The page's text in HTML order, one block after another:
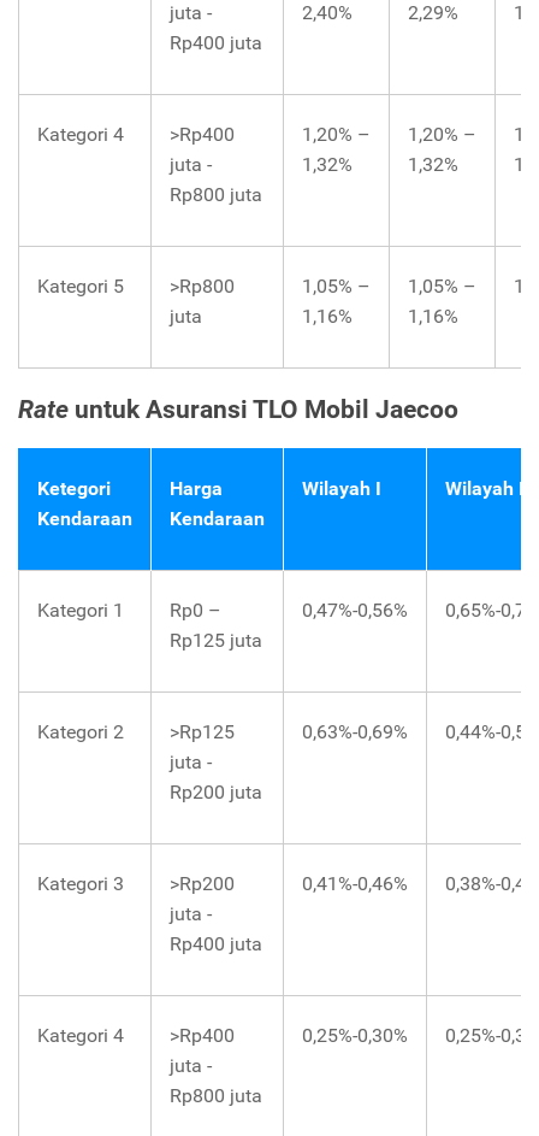
juta -
Rp400 juta
2,40%
2,29%
Kategori 4
>Rp400
juta -
Rp800 juta
1,20% –
1,32%
1,20% –
1,32%
Kategori 5
>Rp800
juta
1,05% –
1,16%
1,05% –
1,16%
Rate untuk Asuransi TLO Mobil Jaecoo
Ketegori
Kendaraan
Harga
Kendaraan
Wilayah I Wilayah II
Kategori 1
Rp0 –
Rp125 juta
0,47%-0,56% 0,65%-
Kategori 2
>Rp125
juta -
Rp200 juta
0,63%-0,69% 0,44%-
Kategori 3
>Rp200
juta -
Rp400 juta
0,41%-0,46% 0,38%-
Kategori 4
>Rp400
juta -
Rp800 juta
0,25%-0,30% 0,25%-